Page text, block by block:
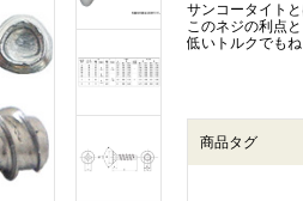
サンコータイト
このネジの利点
低いトルクでも
商品タグ